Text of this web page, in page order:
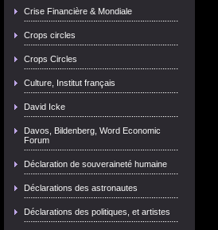
Crise Financière & Mondiale
Crops circles
Crops Circles
Culture, Institut français
David Icke
Davos, Bildenberg, Word Economic
Forum
Déclaration de souveraineté humaine
Déclarations des astronautes
Déclarations des politiques, et artistes